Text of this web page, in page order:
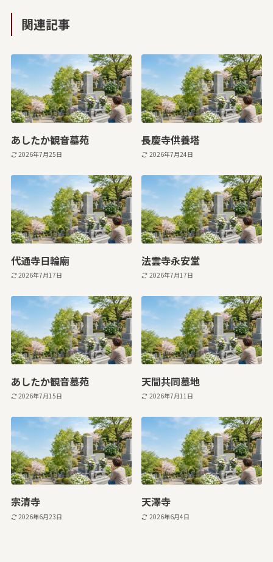
関連記事
あしたか観音墓苑
2026年7月25日
長慶寺供養塔
2026年7月24日
代通寺日輪廟
2026年7月17日
法雲寺永安堂
2026年7月17日
あしたか観音墓苑
2026年7月15日
天間共同墓地
2026年7月11日
宗清寺
2026年6月23日
天澤寺
2026年6月4日